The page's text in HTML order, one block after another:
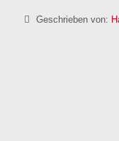
DetailsGeschrieben von: